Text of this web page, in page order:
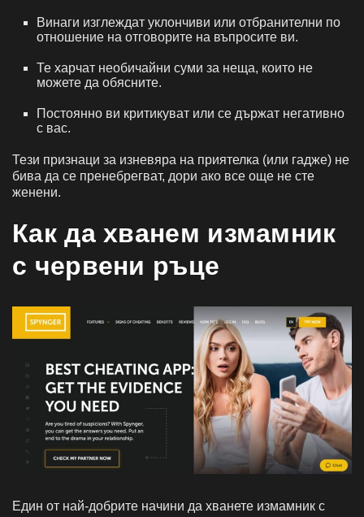
Винаги изглеждат уклончиви или отбранителни по
отношение на отговорите на въпросите ви.
Те харчат необичайни суми за неща, които не
можете да обясните.
Постоянно ви критикуват или се държат негативно
с вас.
Тези признаци за изневяра на приятелка (или гадже) не
бива да се пренебрегват, дори ако все още не сте
женени.
Как да хванем измамник
с червени ръце
Един от най-добрите начини да хванете измамник с